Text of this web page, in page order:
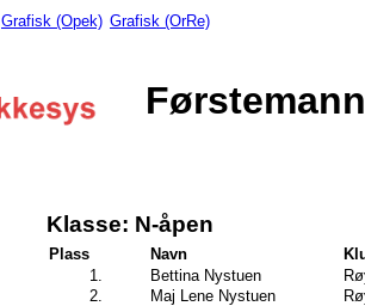
Grafisk (Opek) Grafisk (OrRe)
Klasse: N-åpen
Plass Navn
1.
Bettina Nystuen
2.
Maj Lene Nystuen